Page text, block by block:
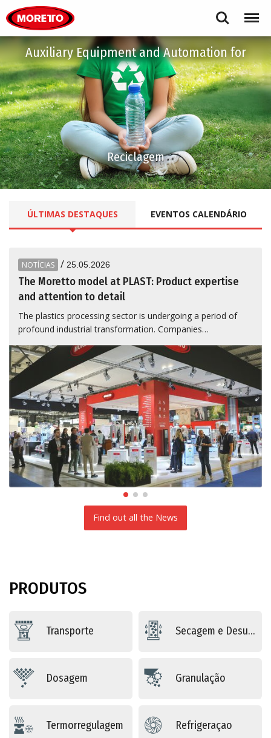
Search Menu
Auxiliary Equipment and Automation for
Reciclagem
ÚLTIMAS DESTAQUES EVENTOS CALENDÁRIO
NOTÍCIAS / 25.05.2026
The Moretto model at PLAST: Product expertise
and attention to detail
The plastics processing sector is undergoing a period of
profound industrial transformation. Companies…
Find out all the News
PRODUTOS
Transporte Secagem e Desumidificação
Dosagem Granulação
Termorregulagem Refrigeraçao